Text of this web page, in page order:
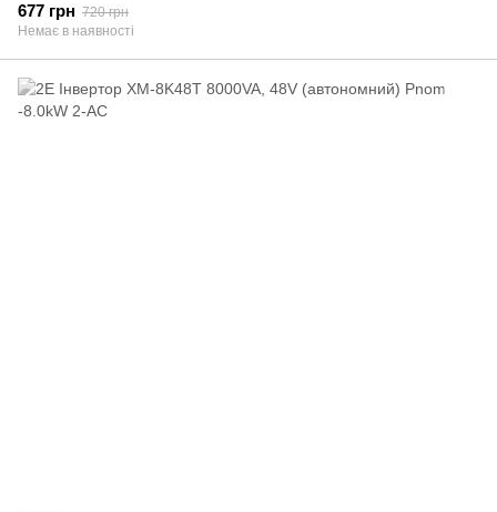
677 грн 720 грн
Немає в наявності